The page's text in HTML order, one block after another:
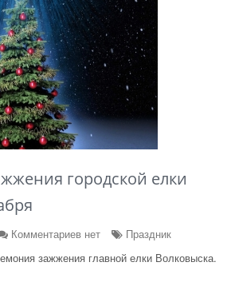
городской елки
Комментариев нет
Праздник
зажжения главной елки Волковыска.